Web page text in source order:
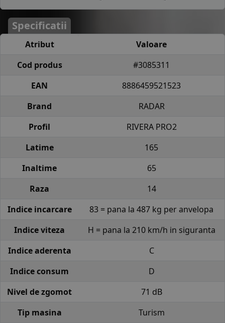
Specificatii
Atribut
Valoare
Cod produs
#3085311
EAN
8886459521523
Brand
RADAR
Profil
RIVERA PRO2
Latime
165
Inaltime
65
Raza
14
Indice incarcare
83 = pana la 487 kg per anvelopa
Indice viteza
H = pana la 210 km/h in siguranta
Indice aderenta
C
Indice consum
D
Nivel de zgomot
71 dB
Tip masina
Turism